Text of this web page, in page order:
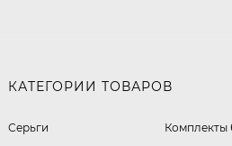
КАТЕГОРИИ ТОВАРОВ
Серьги
Комплекты